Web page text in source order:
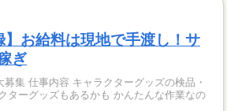
】お給料は現地で手渡し！サ
ぎ
募集 仕事内容 キャラクターグッズの検品・
ターグッズもあるかも かんたんな作業なの